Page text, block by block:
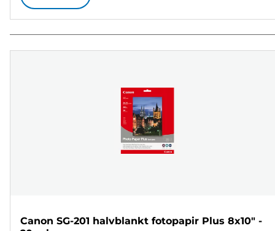
Canon SG-201 halvblankt fotopapir Plus 8x10" -